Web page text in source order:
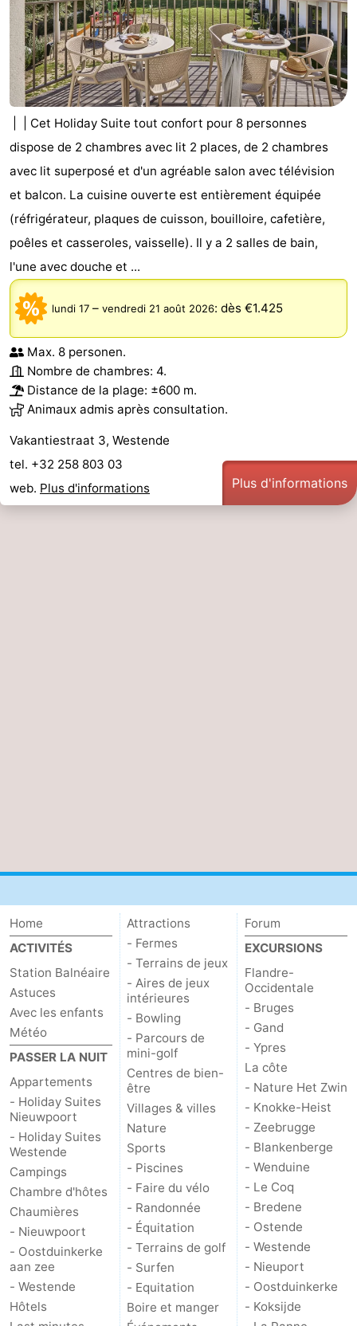
| | Cet Holiday Suite tout confort pour 8 personnes
dispose de 2 chambres avec lit 2 places, de 2 chambres
avec lit superposé et d'un agréable salon avec télévision
et balcon. La cuisine ouverte est entièrement équipée
(réfrigérateur, plaques de cuisson, bouilloire, cafetière,
poêles et casseroles, vaisselle). Il y a 2 salles de bain,
l'une avec douche et ...
lundi 17 – vendredi 21 août 2026: dès €1.425
Max. 8 personen.
Nombre de chambres: 4.
Distance de la plage: ±600 m.
Animaux admis après consultation.
Vakantiestraat 3, Westende
tel. +32 258 803 03
web. Plus d'informations Plus d'informations
Home
ACTIVITÉS
Station Balnéaire
Astuces
Avec les enfants
Météo
PASSER LA NUIT
Appartements
- Holiday Suites
Nieuwpoort
- Holiday Suites
Westende
Campings
Chambre d'hôtes
Chaumières
- Nieuwpoort
- Oostduinkerke
aan zee
- Westende
Hôtels
Attractions
- Fermes
- Terrains de jeux
- Aires de jeux
intérieures
- Bowling
- Parcours de
mini-golf
Centres de bien-
être
Villages & villes
Nature
Sports
- Piscines
- Faire du vélo
- Randonnée
- Équitation
- Terrains de golf
- Surfen
- Equitation
Boire et manger
Forum
EXCURSIONS
Flandre-
Occidentale
- Bruges
- Gand
- Ypres
La côte
- Nature Het Zwin
- Knokke-Heist
- Zeebrugge
- Blankenberge
- Wenduine
- Le Coq
- Bredene
- Ostende
- Westende
- Nieuport
- Oostduinkerke
- Koksijde